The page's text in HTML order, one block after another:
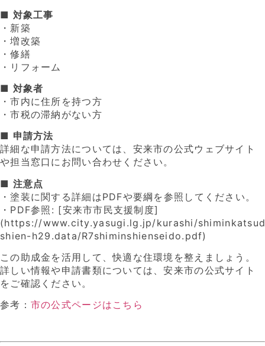
■ 対象工事
・新築
・増改築
・修繕
・リフォーム
■ 対象者
・市内に住所を持つ方
・市税の滞納がない方
■ 申請方法
詳細な申請方法については、安来市の公式ウェブサイト
や担当窓口にお問い合わせください。
■ 注意点
・塗装に関する詳細はPDFや要綱を参照してください。
・PDF参照: [安来市市民支援制度]
(https://www.city.yasugi.lg.jp/kurashi/
shien-h29.data/R7shiminshienseido.pdf)
この助成金を活用して、快適な住環境を整えましょう。
詳しい情報や申請書類については、安来市の公式サイト
をご確認ください。
参考： 市の公式ページはこちら